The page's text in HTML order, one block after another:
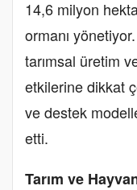
14,6 milyon
ormanı
tarımsal üretim
etkilerine dikkat
ve destek
etti.
Tarım ve